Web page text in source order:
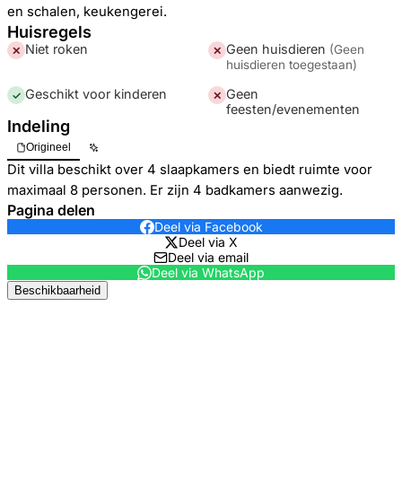
en schalen, keukengerei.
Huisregels
✕ Niet roken ✕ Geen huisdieren (Geen
huisdieren toegestaan)
✓ Geschikt voor kinderen ✕ Geen
feesten/evenementen
Indeling
Origineel
Dit villa beschikt over 4 slaapkamers en biedt ruimte voor
maximaal 8 personen. Er zijn 4 badkamers aanwezig.
Pagina delen
Deel via Facebook
Deel via X
Deel via email
Deel via WhatsApp
Beschikbaarheid